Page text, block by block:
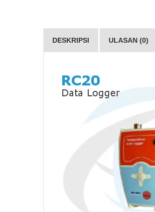
DESKRIPSI ULASAN (0)